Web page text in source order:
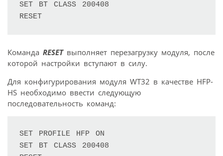
SET BT CLASS 200408
Команда RESETвыполняет перезагрузку модуля, после
которой настройки вступают в силу.
Для конфигурирования модуля WT32 в качестве HFP-
HS необходимо ввести следующую
последовательность команд:
SET PROFILE HFP ON
SET BT CLASS 200408